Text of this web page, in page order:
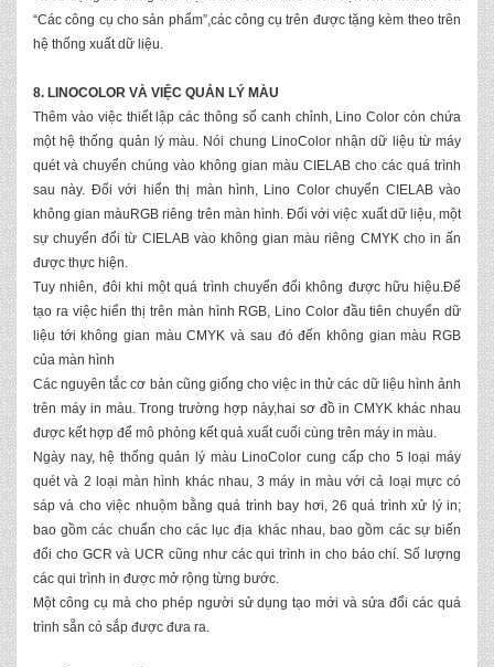
“Các công cụ cho sản phẩm”,các công cụ trên được tặng kèm theo trên
hệ thống xuất dữ liệu.
8. LINOCOLOR VÀ VIỆC QUẢN LÝ MÀU
Thêm vào việc thiết lập các thông số canh chỉnh, Lino Color còn chứa
một hệ thống quản lý màu. Nói chung LinoColor nhận dữ liệu từ máy
quét và chuyển chúng vào không gian màu CIELAB cho các quá trình
sau này. Đối với hiển thị màn hình, Lino Color chuyển CIELAB vào
không gian màuRGB riêng trên màn hình. Đối với việc xuất dữ liệu, một
sự chuyển đổi từ CIELAB vào không gian màu riêng CMYK cho in ấn
được thực hiện.
Tuy nhiên, đôi khi một quá trình chuyển đổi không được hữu hiệu.Để
tạo ra việc hiển thị trên màn hình RGB, Lino Color đầu tiên chuyển dữ
liệu tới không gian màu CMYK và sau đó đến không gian màu RGB
của màn hình
Các nguyên tắc cơ bản cũng giống cho việc in thử các dữ liệu hình ảnh
trên máy in màu. Trong trường hợp này,hai sơ đồ in CMYK khác nhau
được kết hợp để mô phỏng kết quả xuất cuối cùng trên máy in màu.
Ngày nay, hệ thống quản lý màu LinoColor cung cấp cho 5 loại máy
quét và 2 loại màn hình khác nhau, 3 máy in màu với cả loại mực có
sáp và cho việc nhuộm bằng quá trình bay hơi, 26 quá trình xử lý in;
bao gồm các chuẩn cho các lục địa khác nhau, bao gồm các sự biến
đổi cho GCR và UCR cũng như các qui trình in cho báo chí. Số lượng
các qui trình in được mở rộng từng bước.
Một công cụ mà cho phép người sử dụng tạo mới và sửa đổi các quá
trình sẵn có sắp được đưa ra.